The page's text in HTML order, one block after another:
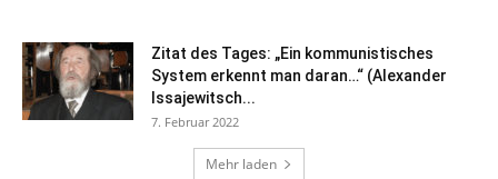
Zitat des Tages: „Ein kommunistisches
System erkennt man daran…“ (Alexander
Issajewitsch...
7. Februar 2022
Mehr laden